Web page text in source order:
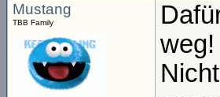
Mustang
TBB Family
weg!